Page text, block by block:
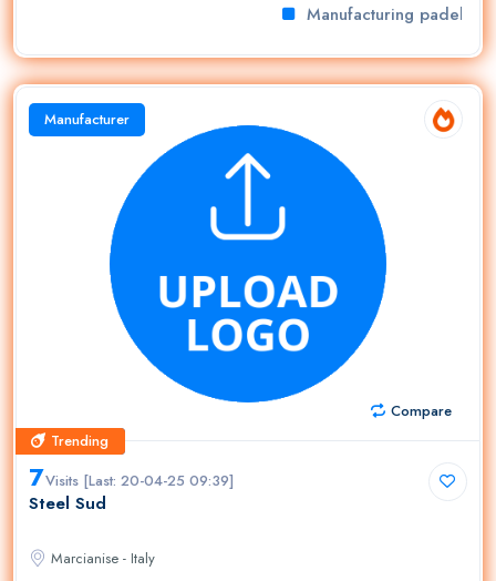
Manufacturing padel
Manufacturer
Compare
Trending
Trending
7Visits [Last: 20-04-25 09:39]
Steel Sud
Marcianise - Italy